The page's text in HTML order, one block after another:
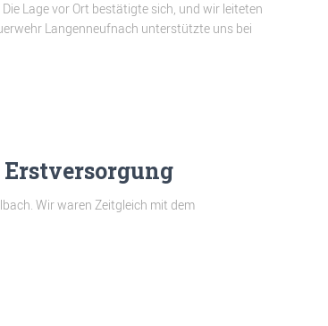
Lage vor Ort bestätigte sich, und wir leiteten
Langenneufnach unterstützte uns bei
Wir waren Zeitgleich mit dem